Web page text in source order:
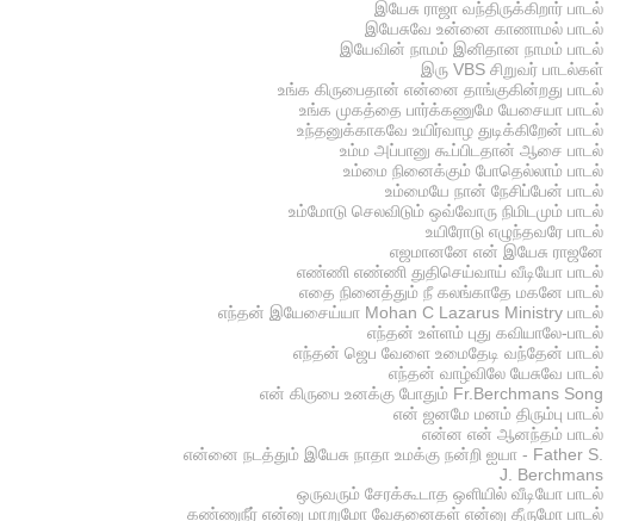
இயேசு ராஜா வந்திருக்கிறார் பாடல்
இயேசுவே உன்னை காணாமல் பாடல்
இயேவின் நாமம் இனிதான நாமம் பாடல்
இரு VBS சிறுவர் பாடல்கள்
உங்க கிருபைதான் என்னை தாங்குகின்றது பாடல்
உங்க முகத்தை பார்க்கணுமே யேசையா பாடல்
உந்தனுக்காகவே உயிர்வாழ துடிக்கிறேன் பாடல்
உம்ம அப்பானு கூப்பிடதான் ஆசை பாடல்
உம்மை நினைக்கும் போதெல்லாம் பாடல்
உம்மையே நான் நேசிப்பேன் பாடல்
உம்மோடு செலவிடும் ஒவ்வோரு நிமிடமும் பாடல்
உயிரோடு எழுந்தவரே பாடல்
எஜமானனே என் இயேசு ராஜனே
எண்ணி எண்ணி துதிசெய்வாய் வீடியோ பாடல்
எதை நினைத்தும் நீ கலங்காதே மகனே பாடல்
எந்தன் இயேசைய்யா Mohan C Lazarus Ministry பாடல்
எந்தன் உள்ளம் புது கவியாலே-பாடல்
எந்தன் ஜெப வேளை உமைதேடி வந்தேன் பாடல்
எந்தன் வாழ்விலே யேசுவே பாடல்
என் கிருபை உனக்கு போதும் Fr.Berchmans Song
என் ஜனமே மனம் திரும்பு பாடல்
என்ன என் ஆனந்தம் பாடல்
என்னை நடத்தும் இயேசு நாதா உமக்கு நன்றி ஐயா - Father S.
J. Berchmans
ஒருவரும் சேரக்கூடாத ஒளியில் வீடியோ பாடல்
கண்ணுநீர் என்னு மாறுமோ வேதனைகள் என்னு தீருமோ பாடல்